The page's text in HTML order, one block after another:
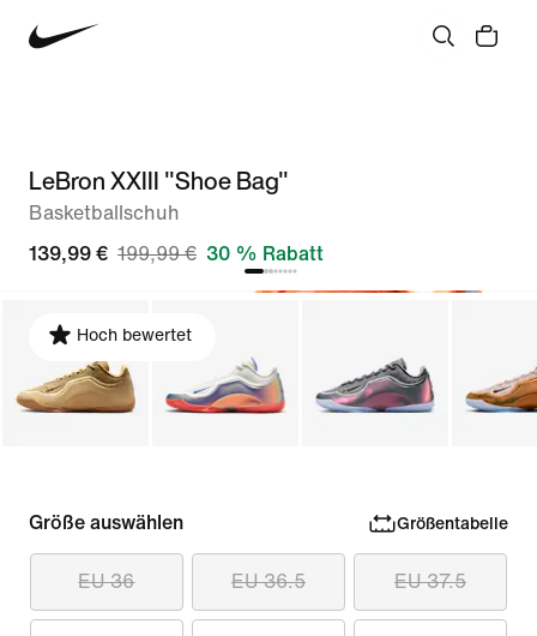
LeBron XXIII "Shoe Bag"
Basketballschuh
139,99 € 199,99 € 30 % Rabatt
Hoch bewertet
Größe auswählen Größentabelle
EU 36 EU 36.5 EU 37.5